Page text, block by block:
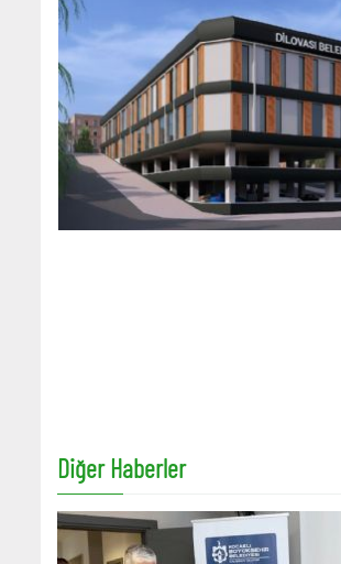
Diğer Haberler